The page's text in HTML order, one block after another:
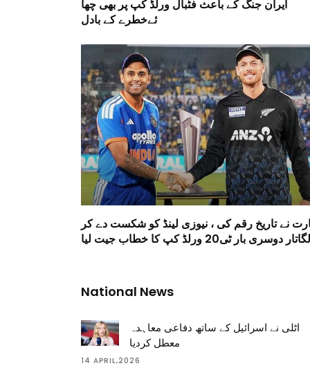
ایران جنگ کے باعث فٹبال ورلڈ کپ پر بھی چھا
ئےخطرے کے بادل
نے تاریخ رقم کی ، نیوزی لینڈ کو شکست دے کر
لگاتار دوسری بار ٹی20 ورلڈ کپ کا خطاب جیت لیا
National News
اٹلی نے اسرائیل کے ساتھ دفاعی معاہدہ
معطل کردیا
14 APRIL,2026